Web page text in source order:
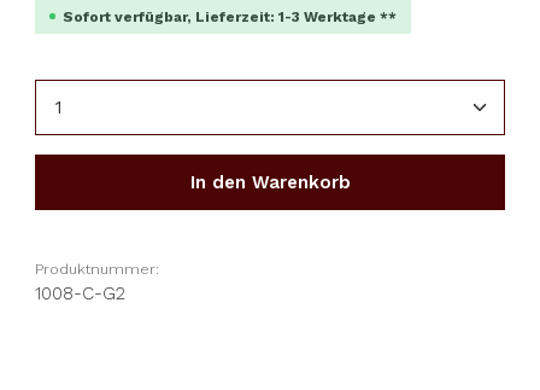
Sofort verfügbar, Lieferzeit: 1-3 Werktage **
In den Warenkorb
Produktnummer:
1008-C-G2